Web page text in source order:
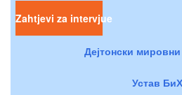
Zahtjevi za intervjue
Дејтонски
Устав БиХ